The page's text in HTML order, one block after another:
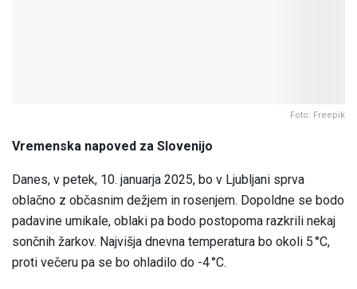
Foto: Freepik
Vremenska napoved za Slovenijo
Danes, v petek, 10. januarja 2025, bo v Ljubljani sprva
oblačno z občasnim dežjem in rosenjem. Dopoldne se bodo
padavine umikale, oblaki pa bodo postopoma razkrili nekaj
sončnih žarkov. Najvišja dnevna temperatura bo okoli 5 °C,
proti večeru pa se bo ohladilo do -4 °C.